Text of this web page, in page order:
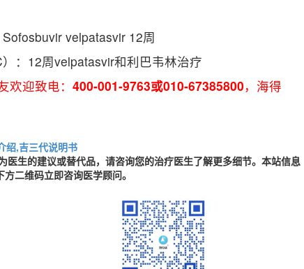
velpatasvir 12周
：12周velpatasvir和利巴韦林治疗
欢迎致电： 400-001-9763或010-67385800，海得
绍,吉三代说明书
生的建议或替代品，请咨询您的治疗医生了解更多细节。本站信息
二维码立即咨询医学顾问。